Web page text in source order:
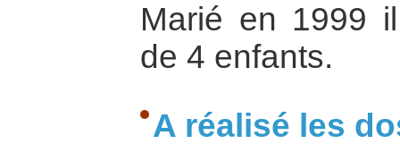
Marié en 1999
de 4 enfants.
A réalisé les